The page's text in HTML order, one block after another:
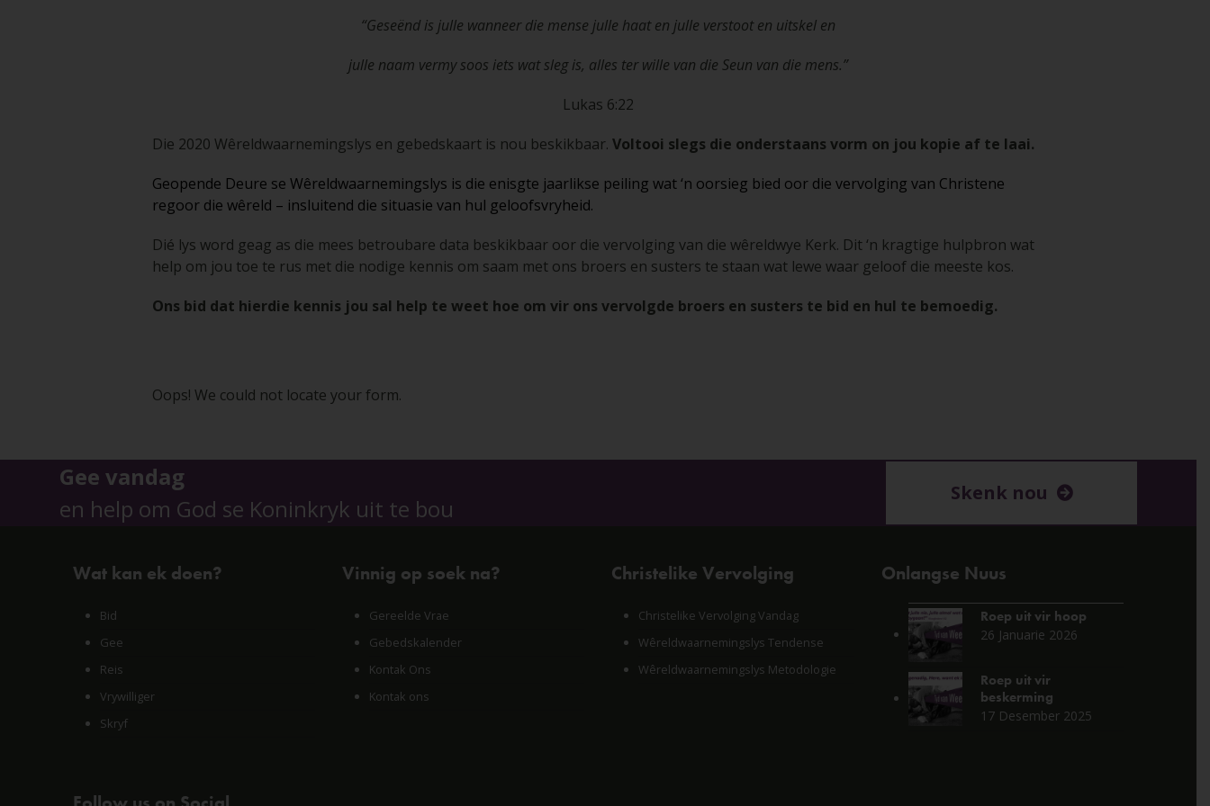
“Geseënd is julle wanneer die mense julle haat en julle verstoot en uitskel en
julle naam vermy soos iets wat sleg is, alles ter wille van die Seun van die mens.”
Lukas 6:22
Die 2020 Wêreldwaarnemingslys en gebedskaart is nou beskikbaar. Voltooi slegs die onderstaans vorm on jou kopie af te laai.
Geopende Deure se Wêreldwaarnemingslys is die enisgte jaarlikse peiling wat ‘n oorsieg bied oor die vervolging van Christene
regoor die wêreld – insluitend die situasie van hul geloofsvryheid.
Dié lys word geag as die mees betroubare data beskikbaar oor die vervolging van die wêreldwye Kerk. Dit ‘n kragtige hulpbron wat
help om jou toe te rus met die nodige kennis om saam met ons broers en susters te staan wat lewe waar geloof die meeste kos.
Ons bid dat hierdie kennis jou sal help te weet hoe om vir ons vervolgde broers en susters te bid en hul te bemoedig.
Oops! We could not locate your form.
Gee vandag
en help om God se Koninkryk uit te bou
Skenk nou
Wat kan ek doen?
Bid
Gee
Reis
Vrywilliger
Skryf
Vinnig op soek na?
Gereelde Vrae
Gebedskalender
Kontak Ons
Kontak ons
Christelike Vervolging
Christelike Vervolging Vandag
Wêreldwaarnemingslys Tendense
Wêreldwaarnemingslys Metodologie
Onlangse Nuus
Roep uit vir hoop
26 Januarie 2026
Roep uit vir
beskerming
17 Desember 2025